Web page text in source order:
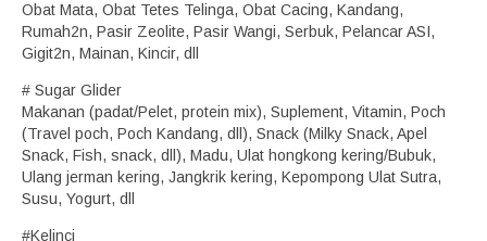
Obat Mata, Obat Tetes Telinga, Obat Cacing, Kandang,
Rumah2n, Pasir Zeolite, Pasir Wangi, Serbuk, Pelancar ASI,
Gigit2n, Mainan, Kincir, dll
# Sugar Glider
Makanan (padat/Pelet, protein mix), Suplement, Vitamin, Poch
(Travel poch, Poch Kandang, dll), Snack (Milky Snack, Apel
Snack, Fish, snack, dll), Madu, Ulat hongkong kering/Bubuk,
Ulang jerman kering, Jangkrik kering, Kepompong Ulat Sutra,
Susu, Yogurt, dll
#Kelinci